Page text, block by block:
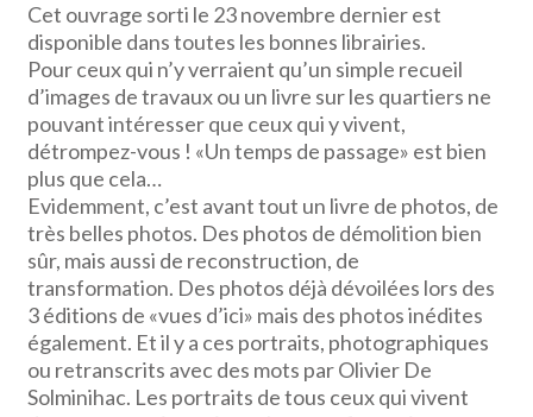
Cet ouvrage sorti le 23 novembre dernier est
disponible dans toutes les bonnes librairies.
Pour ceux qui n’y verraient qu’un simple recueil
d’images de travaux ou un livre sur les quartiers ne
pouvant intéresser que ceux qui y vivent,
détrompez-vous ! «Un temps de passage» est bien
plus que cela…
Evidemment, c’est avant tout un livre de photos, de
très belles photos. Des photos de démolition bien
sûr, mais aussi de reconstruction, de
transformation. Des photos déjà dévoilées lors des
3 éditions de «vues d’ici» mais des photos inédites
également. Et il y a ces portraits, photographiques
ou retranscrits avec des mots par Olivier De
Solminihac. Les portraits de tous ceux qui vivent